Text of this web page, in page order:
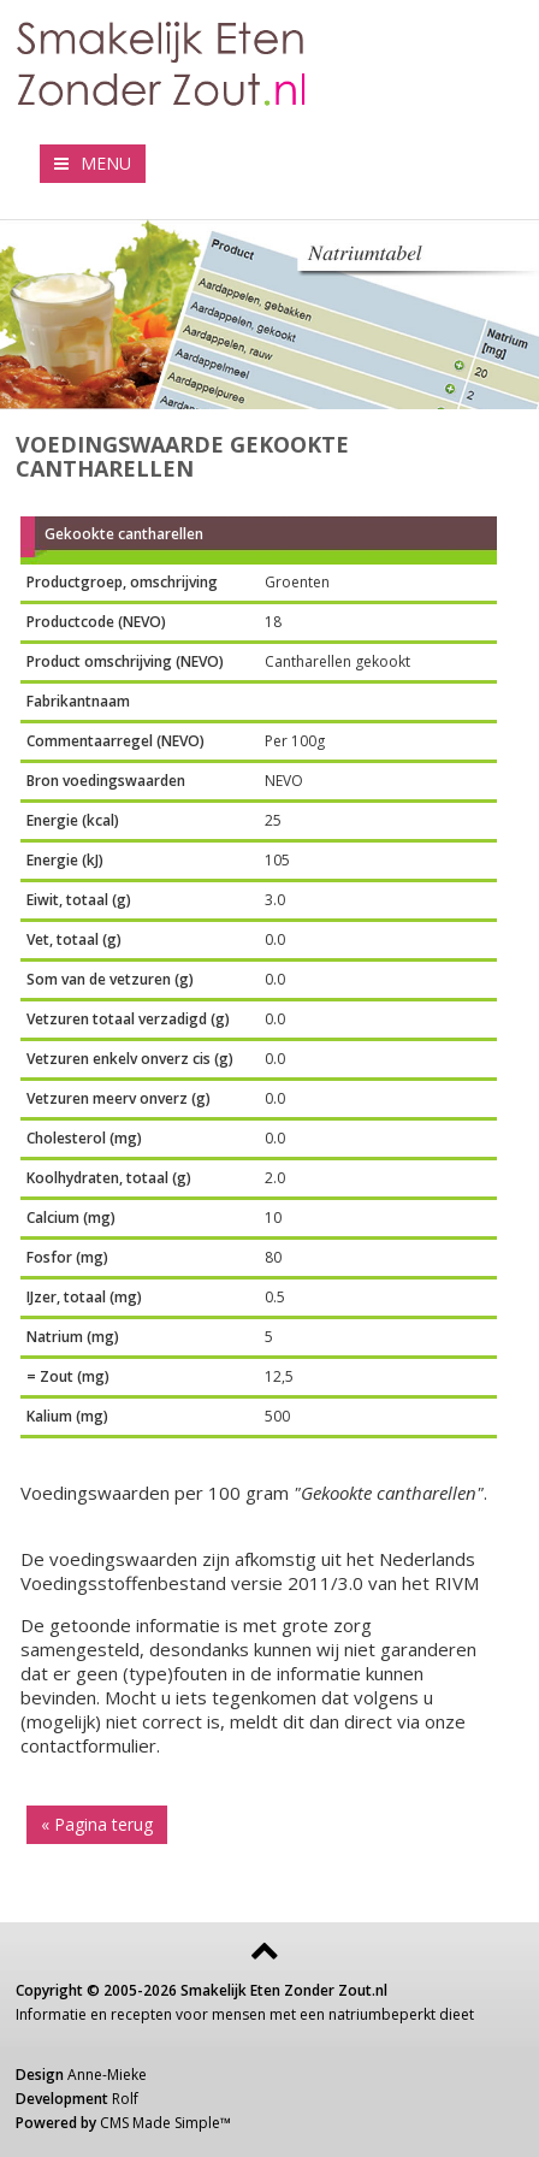
MENU
VOEDINGSWAARDE GEKOOKTE
CANTHARELLEN
Gekookte cantharellen
Productgroep, omschrijving
Groenten
Productcode (NEVO)
18
Product omschrijving (NEVO)
Cantharellen gekookt
Fabrikantnaam
Commentaarregel (NEVO)
Per 100g
Bron voedingswaarden
NEVO
Energie (kcal)
25
Energie (kJ)
105
Eiwit, totaal (g)
3.0
Vet, totaal (g)
0.0
Som van de vetzuren (g)
0.0
Vetzuren totaal verzadigd (g)
0.0
Vetzuren enkelv onverz cis (g)
0.0
Vetzuren meerv onverz (g)
0.0
Cholesterol (mg)
0.0
Koolhydraten, totaal (g)
2.0
Calcium (mg)
10
Fosfor (mg)
80
IJzer, totaal (mg)
0.5
Natrium (mg)
5
= Zout (mg)
12,5
Kalium (mg)
500
Voedingswaarden per 100 gram "Gekookte cantharellen".
De voedingswaarden zijn afkomstig uit het Nederlands
Voedingsstoffenbestand versie 2011/3.0 van het RIVM
De getoonde informatie is met grote zorg
samengesteld, desondanks kunnen wij niet garanderen
dat er geen (type)fouten in de informatie kunnen
bevinden. Mocht u iets tegenkomen dat volgens u
(mogelijk) niet correct is, meldt dit dan direct via onze
contactformulier.
« Pagina terug
Copyright © 2005-2026 Smakelijk Eten Zonder Zout.nl
Informatie en recepten voor mensen met een natriumbeperkt dieet
Design Anne-Mieke
Development Rolf
Powered by CMS Made Simple™